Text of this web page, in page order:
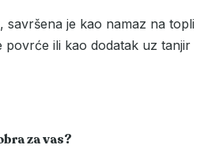
savršena je kao namaz na topli
ili kao dodatak uz tanjir
za vas?